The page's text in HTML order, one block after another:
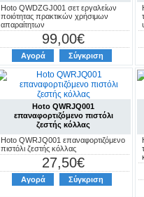
Hoto QWDZGJ001 σετ εργαλείων
ποιότητας πρακτικών χρήσιμων
απαραίτητων
99,00€
Αγορά Σύγκριση
Hoto QWRJQ001
επαναφορτιζόμενο πιστόλι
ζεστής κόλλας
Hoto QWRJQ001 επαναφορτιζόμενο
πιστόλι ζεστής κόλλας
27,50€
Αγορά Σύγκριση